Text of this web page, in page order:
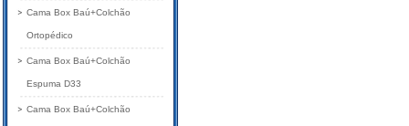
Cama Box Baú+Colchão
Ortopédico
Cama Box Baú+Colchão
Espuma D33
Cama Box Baú+Colchão